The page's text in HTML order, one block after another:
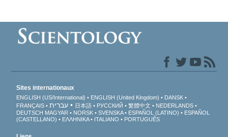
Sites internationaux
ENGLISH (US/International) ENGLISH (United Kingdom)
DANSK
FRANÇAIS
עברית 日本語 РУССКИЙ 繁體中文
NEDERLANDS
DEUTSCH MAGYAR NORSK SVENSKA ESPAÑOL (LATINO)
ESPAÑOL
(CASTELLANO)
ΕΛΛΗΝΙΚA ITALIANO PORTUGUÊS